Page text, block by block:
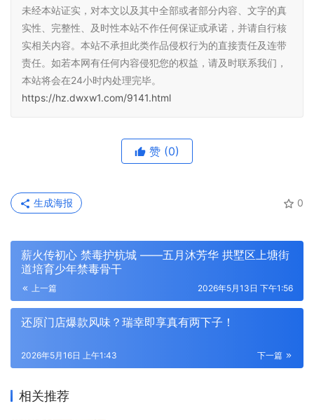
未经本站证实，对本文以及其中全部或者部分内容、文字的真
实性、完整性、及时性本站不作任何保证或承诺，并请自行核
实相关内容。本站不承担此类作品侵权行为的直接责任及连带
责任。如若本网有任何内容侵犯您的权益，请及时联系我们，
本站将会在24小时内处理完毕。
https://hz.dwxw1.com/9141.html
赞 (0)
0
生成海报
薪火传初心 禁毒护杭城 ——五月沐芳华 拱墅区上塘街
道培育少年禁毒骨干
上一篇 2026年5月13日 下午1:56
还原门店爆款风味？瑞幸即享真有两下子！
下一篇
2026年5月16日 上午1:43
相关推荐